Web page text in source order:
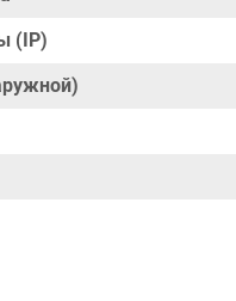
подробно о товарах
способом, который
(IP)